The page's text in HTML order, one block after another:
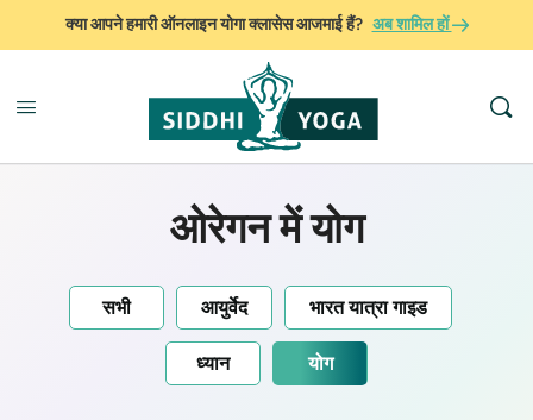
क्या आपने हमारी ऑनलाइन योगा क्लासेस आजमाई हैं? अब शामिल हों
ओरेगन में योग
सभी आयुर्वेद भारत यात्रा गाइड
ध्यान योग